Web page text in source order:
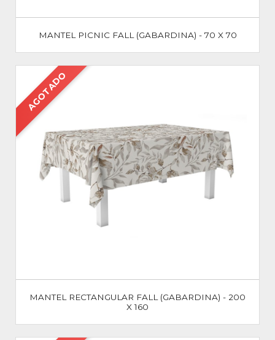
MANTEL PICNIC FALL (GABARDINA) - 70 X 70
AGOTADO
MANTEL RECTANGULAR FALL (GABARDINA) - 200
X 160